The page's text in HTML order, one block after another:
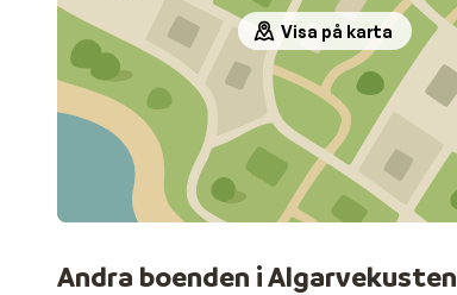
Visa på karta
Andra boenden i Algarvekusten